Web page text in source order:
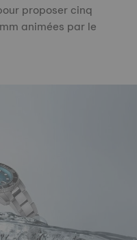
proposer cinq
animées par le